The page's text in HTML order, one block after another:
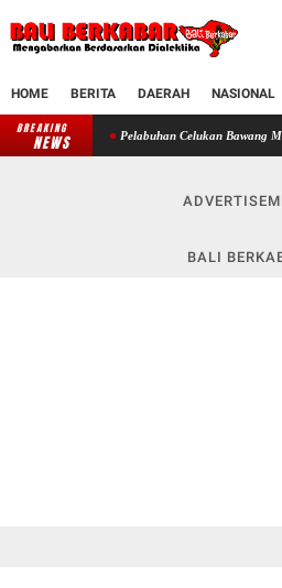
HOME BERITA DAERAH NASIONAL
BREAKING
NEWS
Pelabuhan Celukan Bawang Matangkan
BALI